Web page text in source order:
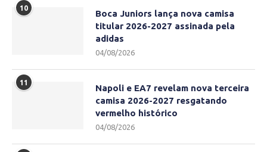
10
Boca Juniors lança nova camisa
titular 2026-2027 assinada pela
adidas
04/08/2026
11
Napoli e EA7 revelam nova terceira
camisa 2026-2027 resgatando
vermelho histórico
04/08/2026